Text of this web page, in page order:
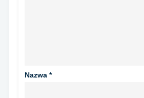
Nazwa *